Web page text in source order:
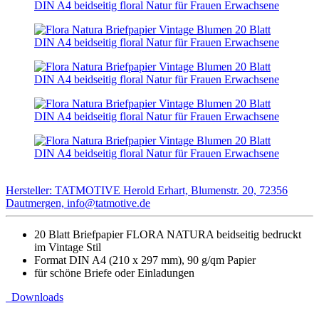
Hersteller: TATMOTIVE Herold Erhart, Blumenstr. 20, 72356
Dautmergen, info@tatmotive.de
20 Blatt Briefpapier FLORA NATURA beidseitig bedruckt
im Vintage Stil
Format DIN A4 (210 x 297 mm), 90 g/qm Papier
für schöne Briefe oder Einladungen
Downloads